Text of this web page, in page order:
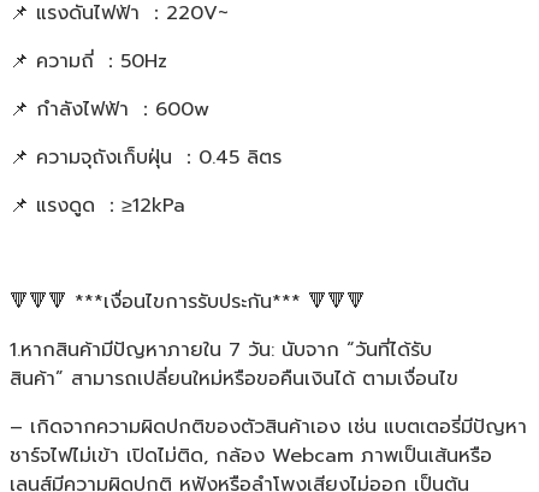
📌 แรงดันไฟฟ้า ：220V~
📌 ความถี่ ：50Hz
📌 กำลังไฟฟ้า ：600w
📌 ความจุถังเก็บฝุ่น ：0.45 ลิตร
📌 แรงดูด ：≥12kPa
🔻🔻🔻 ***เงื่อนไขการรับประกัน*** 🔻🔻🔻
1.หากสินค้ามีปัญหาภายใน 7 วัน: นับจาก “วันที่ได้รับ
สินค้า” สามารถเปลี่ยนใหม่หรือขอคืนเงินได้ ตามเงื่อนไข
– เกิดจากความผิดปกติของตัวสินค้าเอง เช่น แบตเตอรี่มีปัญหา
ชาร์จไฟไม่เข้า เปิดไม่ติด, กล้อง Webcam ภาพเป็นเส้นหรือ
เลนส์มีความผิดปกติ หูฟังหรือลำโพงเสียงไม่ออก เป็นต้น